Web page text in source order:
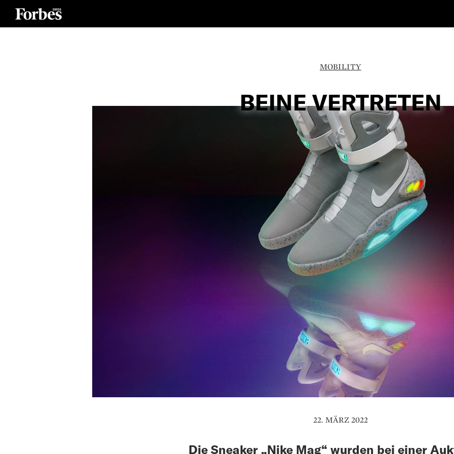
MOBILITY
BEINE VERTRETEN
22. MÄRZ 2022
Die Sneaker „Nike Mag“ wurden bei einer